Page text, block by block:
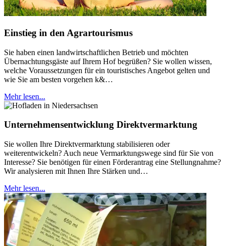
Einstieg in den Agrartourismus
Sie haben einen landwirtschaftlichen Betrieb und möchten
Übernachtungsgäste auf Ihrem Hof begrüßen? Sie wollen wissen,
welche Voraussetzungen für ein touristisches Angebot gelten und
wie Sie am besten vorgehen k&…
Mehr lesen...
Unternehmensentwicklung Direktvermarktung
Sie wollen Ihre Direktvermarktung stabilisieren oder
weiterentwickeln? Auch neue Vermarktungswege sind für Sie von
Interesse? Sie benötigen für einen Förderantrag eine Stellungnahme?
Wir analysieren mit Ihnen Ihre Stärken und…
Mehr lesen...